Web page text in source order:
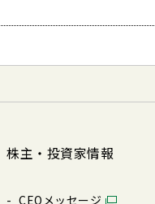
株主・投資家情報
CEOメッセージ